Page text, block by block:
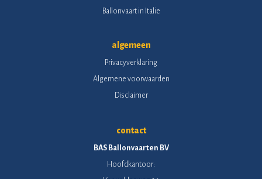
Ballonvaart in Italie
algemeen
Privacyverklaring
Algemene voorwaarden
Disclaimer
contact
BAS Ballonvaarten BV
Hoofdkantoor: